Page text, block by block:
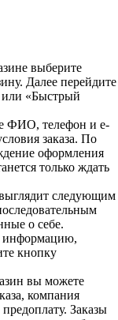
выберите
Далее перейдите
или «Быстрый
ФИО, телефон и e-
заказа. По
оформления
только ждать
следующим
о себе.
информацию,
кнопку
вы можете
компания
Заказы